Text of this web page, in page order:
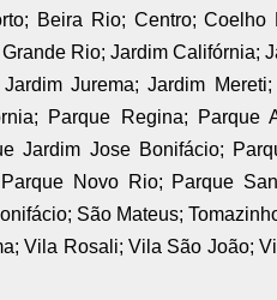
Beira Rio; Centro; Coelho
Rio; Jardim Califórnia;
Jurema; Jardim
Parque Regina; Parque
Jardim Jose Bonifácio;
Novo Rio; Parque
São Mateus;
Vila Rosali; Vila São João;